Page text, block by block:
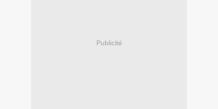
Publicité